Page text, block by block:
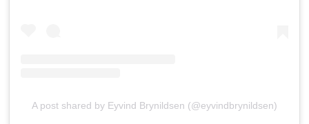
A post shared by Eyvind Brynildsen (@eyvindbrynildsen)